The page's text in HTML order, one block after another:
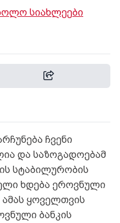
სიახლეები
ჩვენი
და საზოგადოებამ
სტაბილურობის
ხდება ეროვნული
ამას ყოველთვის
ბანკის